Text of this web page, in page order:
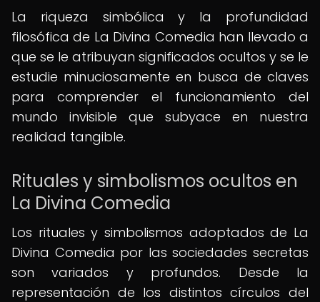
La riqueza simbólica y la profundidad
filosófica de La Divina Comedia han llevado a
que se le atribuyan significados ocultos y se le
estudie minuciosamente en busca de claves
para comprender el funcionamiento del
mundo invisible que subyace en nuestra
realidad tangible.
Rituales y simbolismos ocultos en
La Divina Comedia
Los rituales y simbolismos adoptados de La
Divina Comedia por las sociedades secretas
son variados y profundos. Desde la
representación de los distintos círculos del